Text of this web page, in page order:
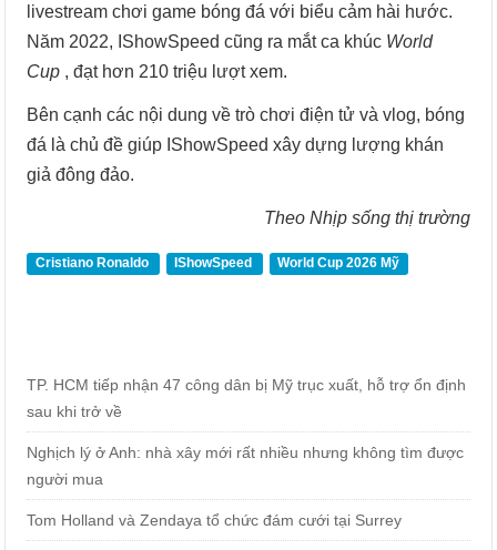
livestream chơi game bóng đá với biểu cảm hài hước.
Năm 2022, IShowSpeed cũng ra mắt ca khúc World
Cup , đạt hơn 210 triệu lượt xem.
Bên cạnh các nội dung về trò chơi điện tử và vlog, bóng
đá là chủ đề giúp IShowSpeed xây dựng lượng khán
giả đông đảo.
Theo Nhịp sống thị trường
Cristiano Ronaldo IShowSpeed World Cup 2026 Mỹ
TP. HCM tiếp nhận 47 công dân bị Mỹ trục xuất, hỗ trợ ổn định
sau khi trở về
Nghịch lý ở Anh: nhà xây mới rất nhiều nhưng không tìm được
người mua
Tom Holland và Zendaya tổ chức đám cưới tại Surrey